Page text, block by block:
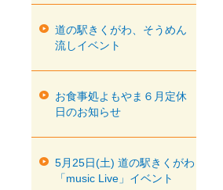
道の駅きくがわ、そうめん
流しイベント
お食事処よもやま６月定休
日のお知らせ
5月25日(土) 道の駅きくがわ
「music Live」イベント